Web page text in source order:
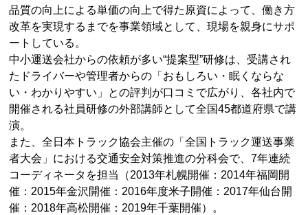
品質の向上による単価の向上で得た原資によって、働き方
改革を実現するまでを事業領域として、現場を親身にサポ
ートしている。
中小運送会社からの依頼が多い“提案型”研修は、受講され
たドライバーや管理者からの「おもしろい・眠くならな
い・わかりやすい」との評判が口コミで広がり、各社内で
開催される社員研修の外部講師として全国45都道府県で講
演。
また、全日本トラック協会主催の「全国トラック運送事業
者大会」における交通安全対策推進の分科会で、7年連続
コーディネータを担当（2013年札幌開催：2014年福岡開
催：2015年金沢開催：2016年度米子開催：2017年仙台開
催：2018年高松開催：2019年千葉開催）。